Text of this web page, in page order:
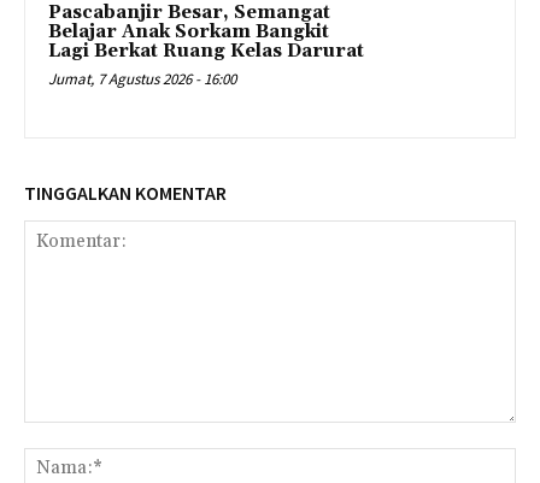
Pascabanjir Besar, Semangat
Belajar Anak Sorkam Bangkit
Lagi Berkat Ruang Kelas Darurat
Jumat, 7 Agustus 2026 - 16:00
TINGGALKAN KOMENTAR